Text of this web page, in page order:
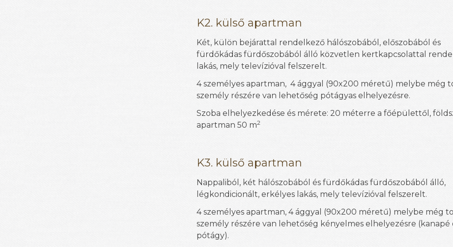
K2. külső apartman
Két, külön bejárattal rendelkező hálószobából, előszobából és
fürdőkádas fürdőszobából álló közvetlen kertkapcsolattal
lakás, mely televízióval felszerelt.
4 személyes apartman, 4 ággyal (90x200 méretű) melybe még
személy részére van lehetőség pótágyas elhelyezésre.
Szoba elhelyezkedése és mérete: 20 méterre a főépülettől,
apartman 50 m2
K3. külső apartman
Nappaliból, két hálószobából és fürdőkádas fürdőszobából álló,
légkondicionált, erkélyes lakás, mely televízióval felszerelt.
4 személyes apartman, 4 ággyal (90x200 méretű) melybe még
személy részére van lehetőség kényelmes elhelyezésre (kanapé
pótágy).